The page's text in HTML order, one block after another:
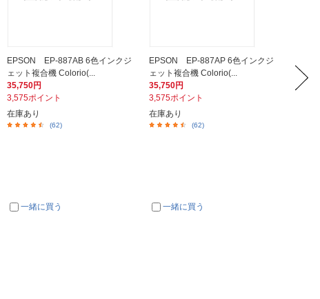
EPSON EP-887AB 6色インクジ
ェット複合機 Colorio(...
35,750円
3,575ポイント
在庫あり
(62)
一緒に買う
EPSON EP-887AP 6色インクジ
ェット複合機 Colorio(...
35,750円
3,575ポイント
在庫あり
(62)
一緒に買う
ジェ
35,750